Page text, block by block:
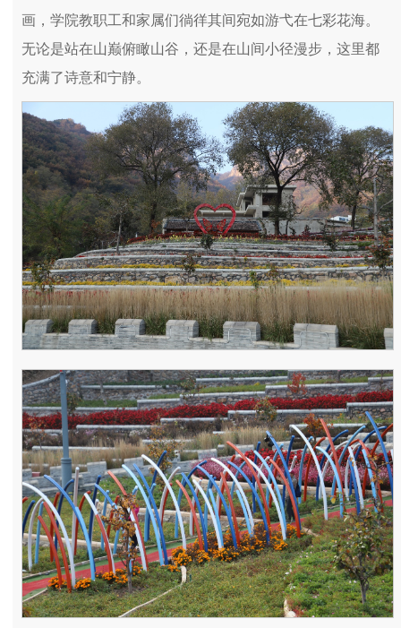
画，学院教职工和家属们徜徉其间宛如游弋在七彩花海。
无论是站在山巅俯瞰山谷，还是在山间小径漫步，这里都
充满了诗意和宁静。